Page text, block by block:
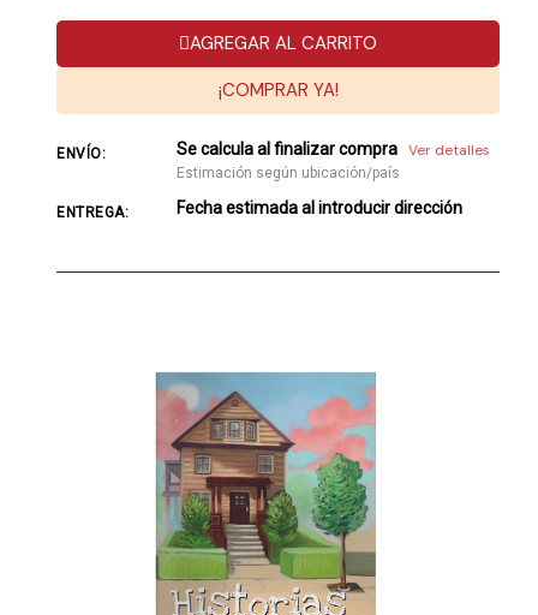
AGREGAR AL CARRITO
¡COMPRAR YA!
ENVÍO: Se calcula al finalizar compra Ver detalles
Estimación según ubicación/país
ENTREGA: Fecha estimada al introducir dirección